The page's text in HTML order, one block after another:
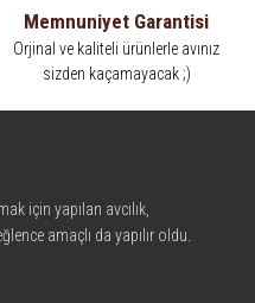
Memnuniyet Garantisi
Orjinal ve kaliteli ürünlerle avınız
sizden kaçamayacak ;)
için yapılan avcılık,
amaçlı da yapılır oldu.
en iyisini meydana